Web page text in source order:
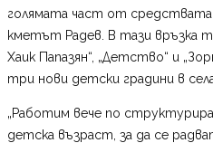
голямата част от средствата
кметът Радев. В тази връзка
Хаик Папазян“, „Детство“ и
три нови детски градини в
„Работим вече по
детска възраст, за да се